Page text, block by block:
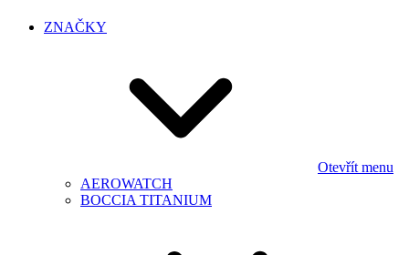
ZNAČKY
Otevřít menu
AEROWATCH
BOCCIA TITANIUM